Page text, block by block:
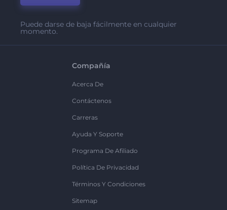
Puede darse de baja fácilmente en cualquier
momento.
Compañía
Acerca De
Contáctenos
Carreras
Ayuda Y Soporte
Programa De Afiliado
Política De Privacidad
Términos Y Condiciones
Sitemap